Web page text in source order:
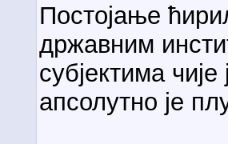
Постојање
државним
субјектима
апсолутно је